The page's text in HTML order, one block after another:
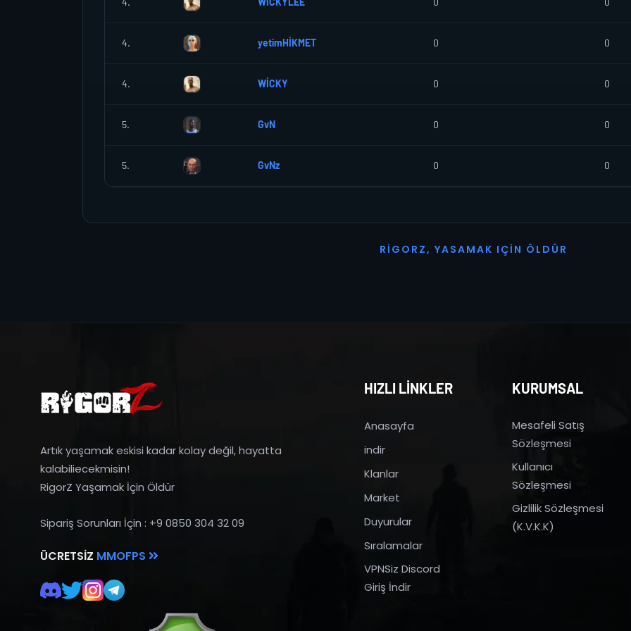
4. yetimHİKMET 0 0
4. WİCKY 0 0
5. GvN 0 0
5. GvNz 0 0
R I G O R Z, YASAMAK I ÇI N Ö L D Ü R
Artık yaşamak eskisi kadar kolay değil, hayatta
kalabiliecekmisin!
RigorZ Yaşamak İçin Öldür
Sipariş Sorunları İçin : +9 0850 304 32 09
ÜCRETSIZ MMOFPS
HIZLI LİNKLER
Anasayfa
indir
Klanlar
Market
Duyurular
Sıralamalar
VPNSiz Discord
Giriş İndir
KURUMSAL
Mesafeli Satış
Sözleşmesi
Kullanıcı
Sözleşmesi
Gizlilik Sözleşmesi
(K.V.K.K)